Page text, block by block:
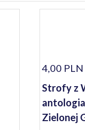
4,00 PLN
Strofy z
Zielonej